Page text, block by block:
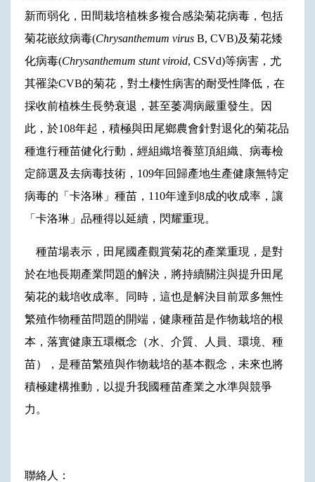
新而弱化，田間栽培植株多複合感染菊花病毒，包括
菊花嵌紋病毒(Chrysanthemum virus B, CVB)及菊花矮
化病毒(Chrysanthemum stunt viroid, CSVd)等病害，尤
其罹染CVB的菊花，對土棲性病害的耐受性降低，在
採收前植株生長勢衰退，甚至萎凋病嚴重發生。因
此，於108年起，積極與田尾鄉農會針對退化的菊花品
種進行種苗健化行動，經組織培養莖頂組織、病毒檢
定篩選及去病毒技術，109年回歸產地生產健康無特定
病毒的「卡洛琳」種苗，110年達到8成的收成率，讓
「卡洛琳」品種得以延續，閃耀重現。
種苗場表示，田尾國產觀賞菊花的產業重現，是對
於在地長期產業問題的解決，將持續關注與提升田尾
菊花的栽培收成率。同時，這也是解決目前眾多無性
繁殖作物種苗問題的開端，健康種苗是作物栽培的根
本，落實健康五環概念（水、介質、人員、環境、種
苗），是種苗繁殖與作物栽培的基本觀念，未來也將
積極建構推動，以提升我國種苗產業之水準與競爭
力。
聯絡人：